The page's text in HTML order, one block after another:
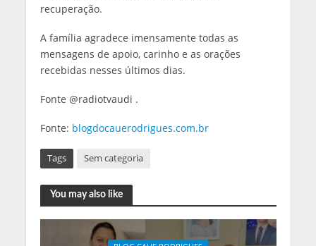
recuperação.
A família agradece imensamente todas as
mensagens de apoio, carinho e as orações
recebidas nesses últimos dias.
Fonte @radiotvaudi .
Fonte: blogdocauerodrigues.com.br
Tags Sem categoria
You may also like